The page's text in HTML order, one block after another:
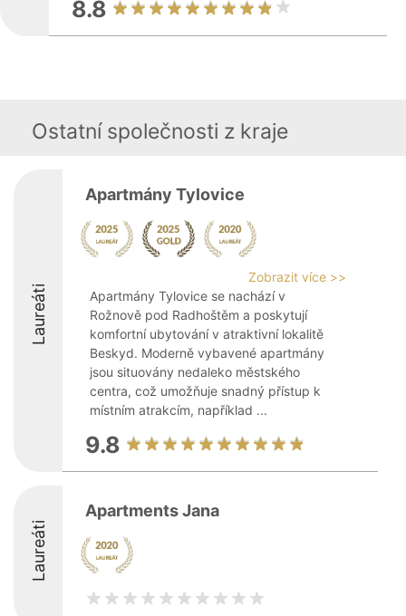
8.8
Ostatní společnosti z kraje
Laureáti
Apartmány Tylovice
Zobrazit více >>
Apartmány Tylovice se nachází v
Rožnově pod Radhoštěm a poskytují
komfortní ubytování v atraktivní lokalitě
Beskyd. Moderně vybavené apartmány
jsou situovány nedaleko městského
centra, což umožňuje snadný přístup k
místním atrakcím, například ...
9.8
Laureáti
Apartments Jana